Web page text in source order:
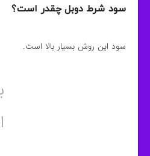
سود شرط دوبل چقدر است؟
سود این روش بسیار بالا است.